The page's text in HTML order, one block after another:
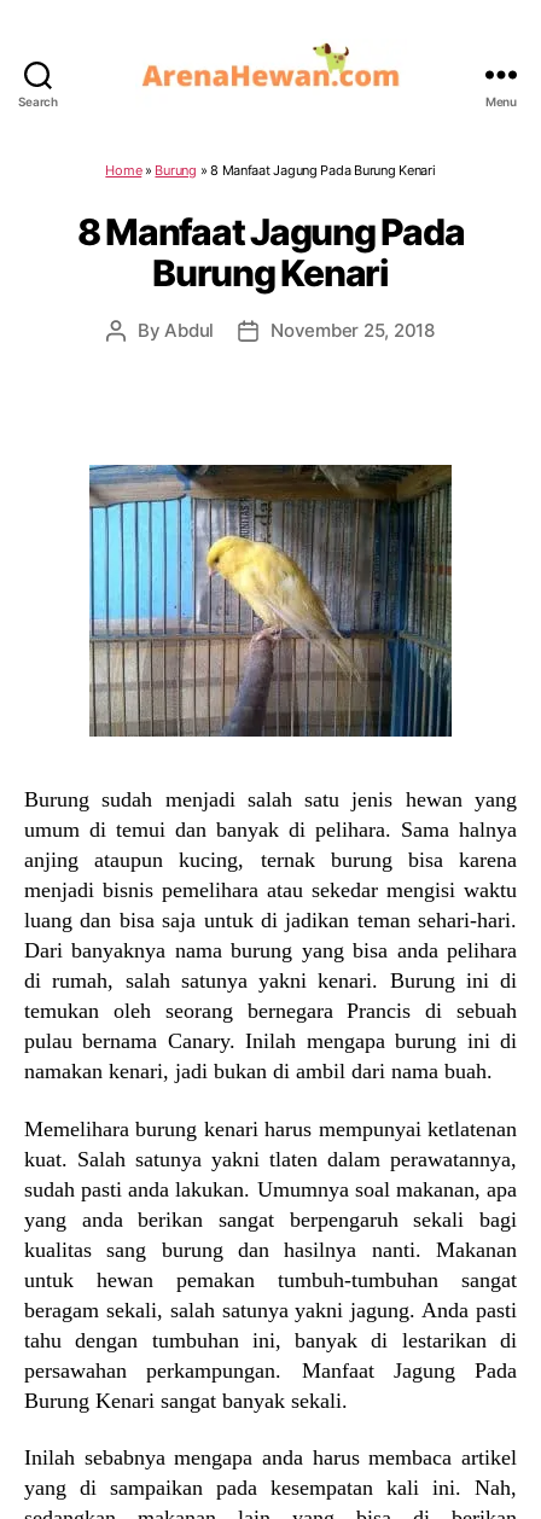
Search Menu
Home» Burung »8 Manfaat Jagung Pada Burung Kenari
8 Manfaat Jagung Pada
Burung Kenari
PostByAbdul
PostNovember 25, 2018
Burung sudah menjadi salah satu jenis hewan yang
umum di temui dan banyak di pelihara. Sama halnya
anjing ataupun kucing, ternak burung bisa karena
menjadi bisnis pemelihara atau sekedar mengisi waktu
luang dan bisa saja untuk di jadikan teman sehari-hari.
Dari banyaknya nama burung yang bisa anda pelihara
di rumah, salah satunya yakni kenari. Burung ini di
temukan oleh seorang bernegara Prancis di sebuah
pulau bernama Canary. Inilah mengapa burung ini di
namakan kenari, jadi bukan di ambil dari nama buah.
Memelihara burung kenari harus mempunyai ketlatenan
kuat. Salah satunya yakni tlaten dalam perawatannya,
sudah pasti anda lakukan. Umumnya soal makanan, apa
yang anda berikan sangat berpengaruh sekali bagi
kualitas sang burung dan hasilnya nanti. Makanan
untuk hewan pemakan tumbuh-tumbuhan sangat
beragam sekali, salah satunya yakni jagung. Anda pasti
tahu dengan tumbuhan ini, banyak di lestarikan di
persawahan perkampungan. Manfaat Jagung Pada
Burung Kenari sangat banyak sekali.
Inilah sebabnya mengapa anda harus membaca artikel
yang di sampaikan pada kesempatan kali ini. Nah,